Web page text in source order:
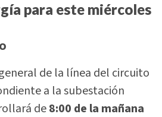
para este miércoles
de la línea del circuito
a la subestación
de8:00 de la mañana